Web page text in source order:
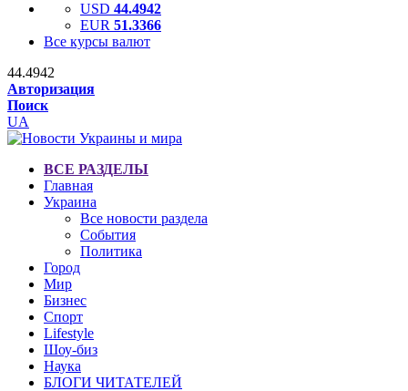
USD 44.4942
EUR 51.3366
Все курсы валют
44.4942
Авторизация
Поиск
UA
ВСЕ РАЗДЕЛЫ
Главная
Украина
Все новости раздела
События
Политика
Город
Мир
Бизнес
Спорт
Lifestyle
Шоу-биз
Наука
БЛОГИ ЧИТАТЕЛЕЙ